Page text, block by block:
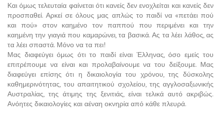
Και όμως τελευταία φαίνεται ότι κανείς δεν ενοχλείται και κανείς δεν
προσπαθεί. Αρκεί σε όλους μας απλώς το παιδί να «πετάει πού
και πού» στον καημένο τον παππού που περιμένει και την
καημένη την γιαγιά που καμαρώνει, τα βασικά. Ας τα λέει λάθος, ας
τα λέει σπαστά. Μόνο να τα πει!
Μας διαφεύγει όμως ότι το παιδί είναι Έλληνας, όσο εμείς του
επιτρέπουμε να είναι και προλαβαίνουμε να του δείξουμε. Μας
διαφεύγει επίσης ότι η δικαιολογία του χρόνου, της δύσκολης
καθημερινότητας, του απαιτητικού σχολείου, της αγγλοσαξωνικής
Αυστραλίας, της άτιμης της ξενιτιάς, είναι τελικά αυτό ακριβώς.
Ανόητες δικαιολογίες και αέναη οκνηρία από κάθε πλευρά.